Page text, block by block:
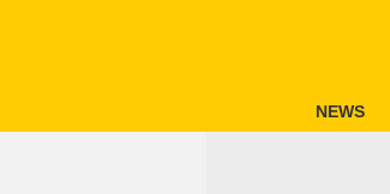
NEWS